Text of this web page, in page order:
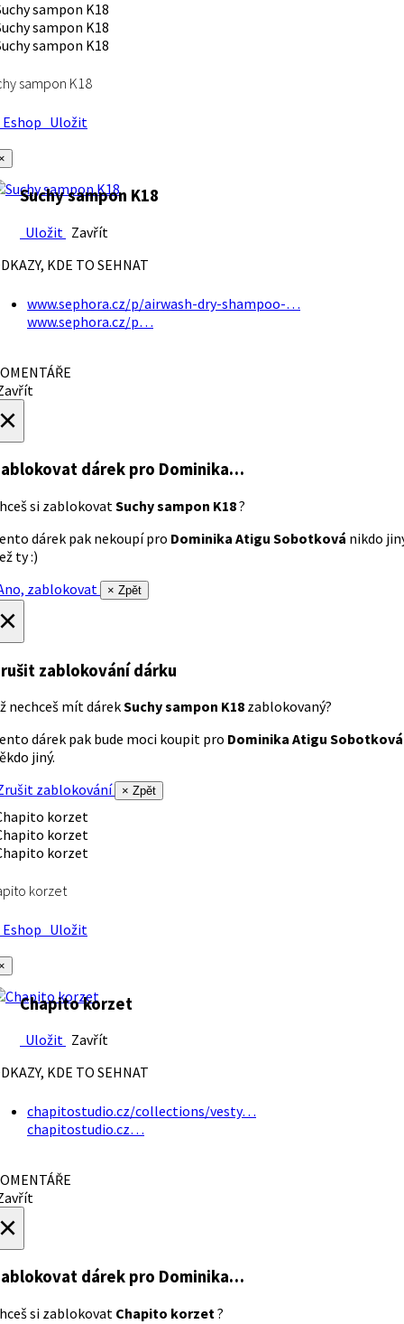
sampon K18
Uložit
Suchy sampon K18
Uložit Zavřít
KDE TO SEHNAT
www.sephora.cz/p/airwash-dry-shampoo-…
www.sephora.cz/p…
dárek pro Dominika…
si zablokovatSuchy sampon K18?
dárek pak nekoupí pro Dominika Atigu Sobotková nikdo
ty :)
zablokovat
× Zpět
zablokování dárku
nechceš mít dárekSuchy sampon K18 zablokovaný?
dárek pak bude moci koupit pro Dominika Atigu Sobotková
jiný.
zablokování
× Zpět
korzet
Uložit
Chapito korzet
Uložit Zavřít
KDE TO SEHNAT
chapitostudio.cz/collections/vesty…
chapitostudio.cz…
dárek pro Dominika…
si zablokovat Chapito korzet?